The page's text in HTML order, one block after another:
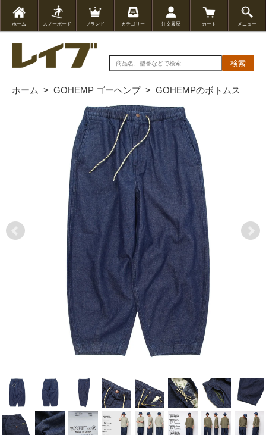
ホーム スノーボード ブランド カテゴリー 注文履歴 カート メニュー
検索
ホーム > GOHEMP ゴーヘンプ> GOHEMPのボトムス